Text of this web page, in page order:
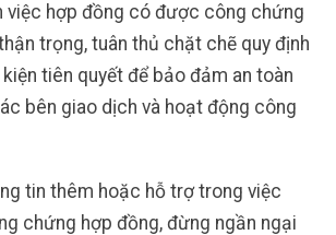
việc hợp đồng có được công chứng
trọng, tuân thủ chặt chẽ quy định
tiên quyết để bảo đảm an toàn
bên giao dịch và hoạt động công
tin thêm hoặc hỗ trợ trong việc
chứng hợp đồng, đừng ngần ngại